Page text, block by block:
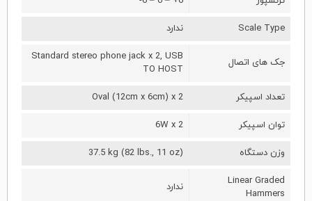
Scale Type ندارد
جک های اتصال
Standard stereo phone jack x 2, USB
TO HOST
تعداد اسپیکر Oval (12cm x 6cm) x 2
توان اسپیکر 6W x 2
وزن دستگاه 37.5 kg (82 lbs., 11 oz)
Linear Graded
Hammers
ندارد